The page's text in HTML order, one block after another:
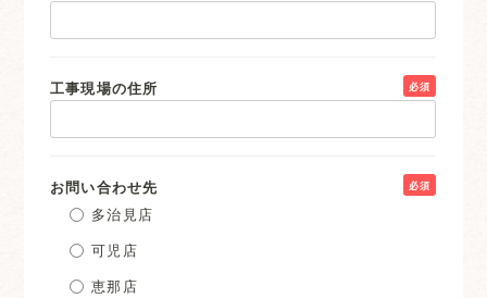
工事現場の住所 必須
お問い合わせ先 必須
多治見店
可児店
恵那店